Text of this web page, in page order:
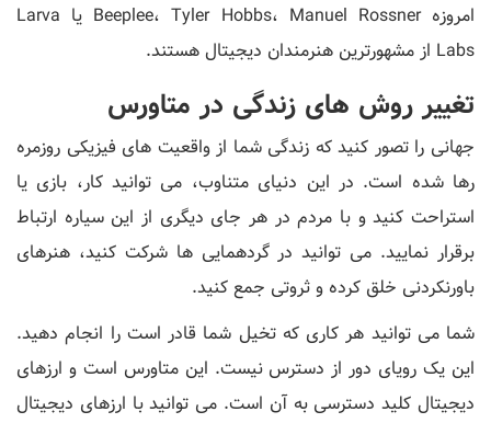
امروزه Beeplee، Tyler Hobbs، Manuel Rossner یا Larva
Labs از مشهورترین هنرمندان دیجیتال هستند.
تغییر روش های زندگی در متاورس
جهانی را تصور کنید که زندگی شما از واقعیت های فیزیکی روزمره
رها شده است. در این دنیای متناوب، می ‌توانید کار، بازی یا
استراحت کنید و با مردم در هر جای دیگری از این سیاره ارتباط
برقرار نمایید. می توانید در گردهمایی ها شرکت کنید، هنرهای
باورنکردنی خلق کرده و ثروتی جمع کنید.
شما می توانید هر کاری که تخیل شما قادر است را انجام دهید.
این یک رویای دور از دسترس نیست. این متاورس است و ارزهای
دیجیتال کلید دسترسی به آن است. می توانید با ارزهای دیجیتال